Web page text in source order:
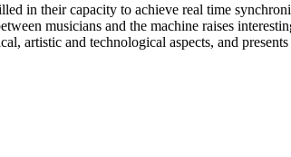
in their capacity to achieve real time
musicians and the machine raises
artistic and technological aspects, and